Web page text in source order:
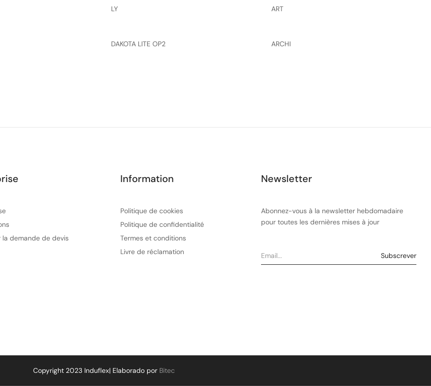
LY ART
DAKOTA LITE OP2 ARCHI
la demande de devis
Information
Politique de cookies
Politique de confidentialité
Termes et conditions
Livre de réclamation
Newsletter
Abonnez-vous à la newsletter hebdomadaire
pour toutes les dernières mises à jour
Copyright 2023 Induflex| Elaborado por Bitec